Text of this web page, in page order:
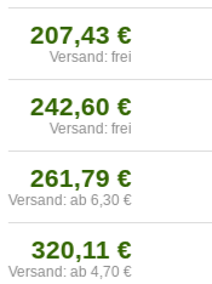
207,43 €
Versand: frei
242,60 €
Versand: frei
261,79 €
Versand: ab 6,30 €
320,11 €
Versand: ab 4,70 €